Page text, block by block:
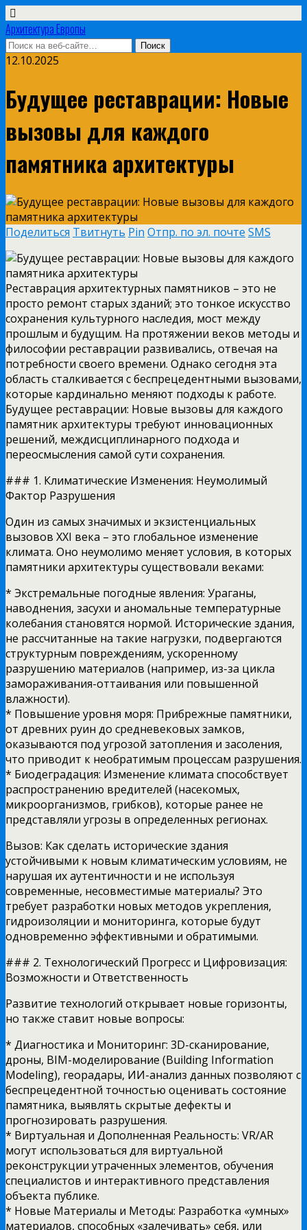
Архитектура Европы
12.10.2025
Будущее реставрации: Новые
вызовы для каждого
памятника архитектуры
Поделиться Твитнуть Pin Отпр. по эл. почте SMS
Реставрация архитектурных памятников – это не
просто ремонт старых зданий; это тонкое искусство
сохранения культурного наследия, мост между
прошлым и будущим. На протяжении веков методы и
философии реставрации развивались, отвечая на
потребности своего времени. Однако сегодня эта
область сталкивается с беспрецедентными вызовами,
которые кардинально меняют подходы к работе.
Будущее реставрации: Новые вызовы для каждого
памятник архитектуры требуют инновационных
решений, междисциплинарного подхода и
переосмысления самой сути сохранения.
### 1. Климатические Изменения: Неумолимый
Фактор Разрушения
Один из самых значимых и экзистенциальных
вызовов XXI века – это глобальное изменение
климата. Оно неумолимо меняет условия, в которых
памятники архитектуры существовали веками:
* Экстремальные погодные явления: Ураганы,
наводнения, засухи и аномальные температурные
колебания становятся нормой. Исторические здания,
не рассчитанные на такие нагрузки, подвергаются
структурным повреждениям, ускоренному
разрушению материалов (например, из-за цикла
замораживания-оттаивания или повышенной
влажности).
* Повышение уровня моря: Прибрежные памятники,
от древних руин до средневековых замков,
оказываются под угрозой затопления и засоления,
что приводит к необратимым процессам разрушения.
* Биодеградация: Изменение климата способствует
распространению вредителей (насекомых,
микроорганизмов, грибков), которые ранее не
представляли угрозы в определенных регионах.
Вызов: Как сделать исторические здания
устойчивыми к новым климатическим условиям, не
нарушая их аутентичности и не используя
современные, несовместимые материалы? Это
требует разработки новых методов укрепления,
гидроизоляции и мониторинга, которые будут
одновременно эффективными и обратимыми.
### 2. Технологический Прогресс и Цифровизация:
Возможности и Ответственность
Развитие технологий открывает новые горизонты,
но также ставит новые вопросы:
* Диагностика и Мониторинг: 3D-сканирование,
дроны, BIM-моделирование (Building Information
Modeling), георадары, ИИ-анализ данных позволяют с
беспрецедентной точностью оценивать состояние
памятника, выявлять скрытые дефекты и
прогнозировать разрушения.
* Виртуальная и Дополненная Реальность: VR/AR
могут использоваться для виртуальной
реконструкции утраченных элементов, обучения
специалистов и интерактивного представления
объекта публике.
* Новые Материалы и Методы: Разработка «умных»
материалов, способных «залечивать» себя, или